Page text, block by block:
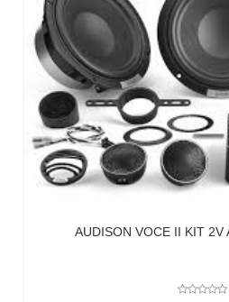
AUDISON VOCE II KIT 2V